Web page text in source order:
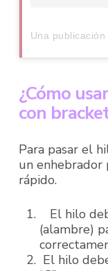
¿Cómo
con
Para pasar el
un enhebrador
rápido.
El hilo
(alambre)
El hilo